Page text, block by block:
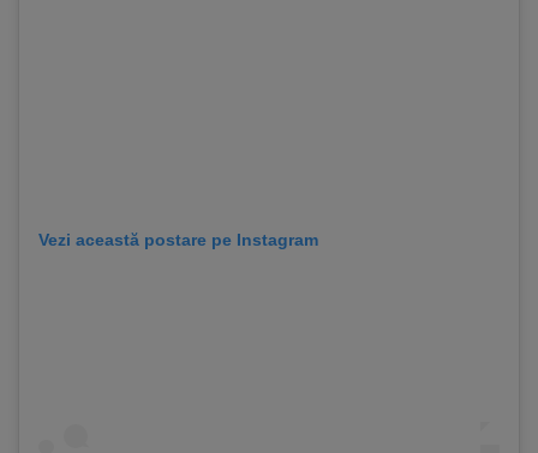
Vezi această postare pe Instagram